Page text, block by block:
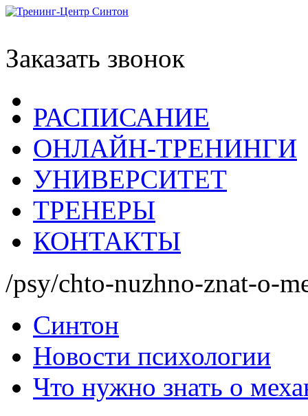
Заказать звонок
РАСПИСАНИЕ
ОНЛАЙН-ТРЕНИНГИ
УНИВЕРСИТЕТ
ТРЕНЕРЫ
КОНТАКТЫ
/psy/chto-nuzhno-znat-o-
Синтон
Новости психологии
Что нужно знать о